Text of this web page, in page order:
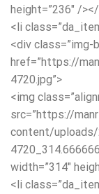
height=”236″ /
<li
<div class=”img-
href=”https://
4720.jpg”>
<img
src=”https://
content/
width=”314″
<li